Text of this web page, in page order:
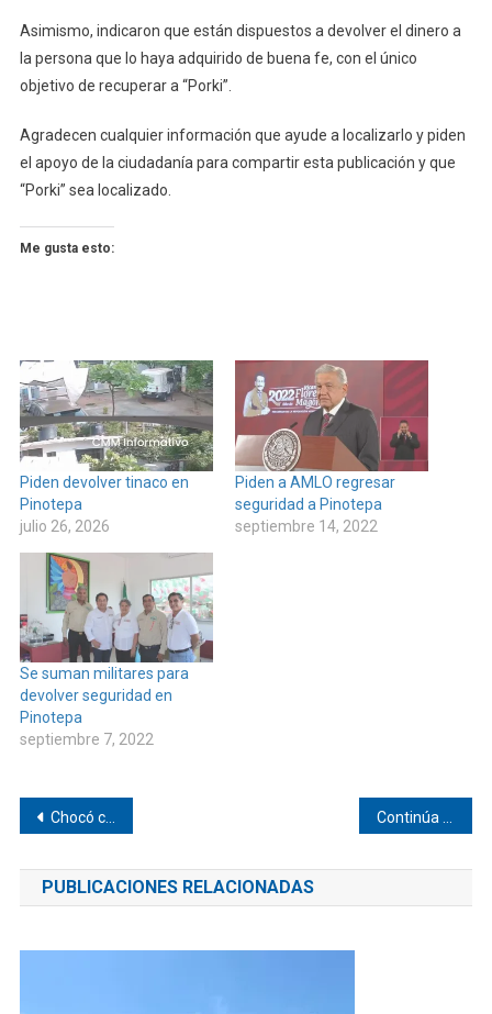
Asimismo, indicaron que están dispuestos a devolver el dinero a
la persona que lo haya adquirido de buena fe, con el único
objetivo de recuperar a “Porki”.
Agradecen cualquier información que ayude a localizarlo y piden
el apoyo de la ciudadanía para compartir esta publicación y que
“Porki” sea localizado.
Me gusta esto:
Piden devolver tinaco en
Pinotepa
julio 26, 2026
Piden a AMLO regresar
seguridad a Pinotepa
septiembre 14, 2022
Se suman militares para
devolver seguridad en
Pinotepa
septiembre 7, 2022
Navegación
de
entradas
Chocó contra un árbol en Pinotepa Continúa paro laboral en Hospital de Pinotepa
PUBLICACIONES RELACIONADAS